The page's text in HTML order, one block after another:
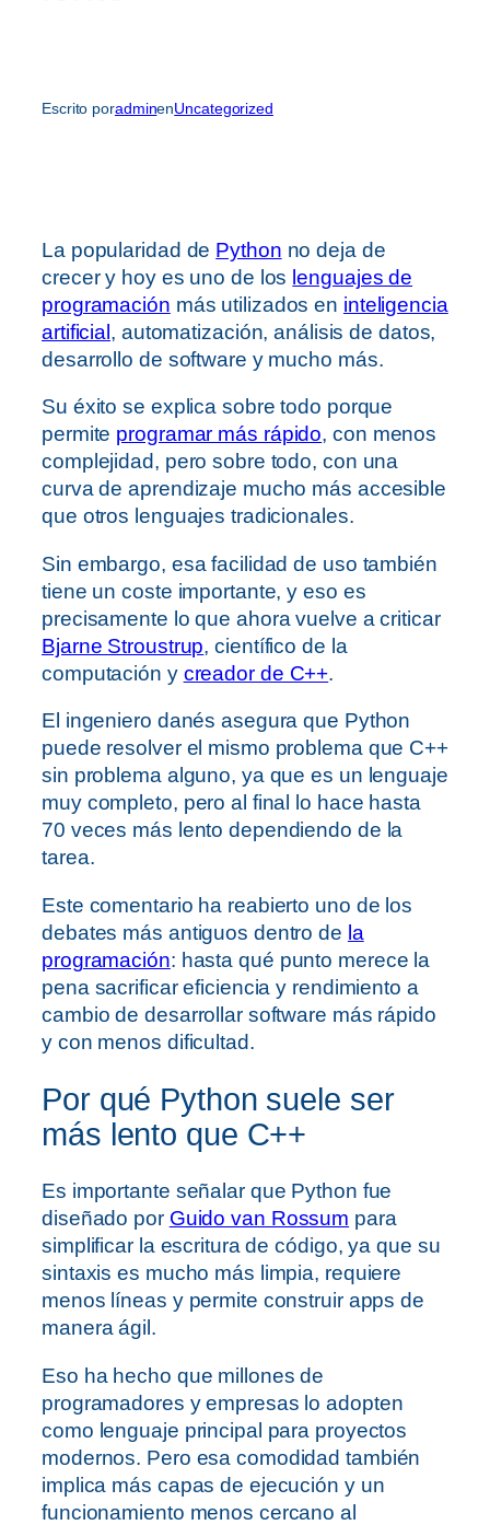
Escrito poradminenUncategorized
La popularidad de Python no deja de
crecer y hoy es uno de los lenguajes de
programación más utilizados en inteligencia
artificial , automatización, análisis de datos,
desarrollo de software y mucho más.
Su éxito se explica sobre todo porque
permite programar más rápido, con menos
complejidad, pero sobre todo, con una
curva de aprendizaje mucho más accesible
que otros lenguajes tradicionales.
Sin embargo, esa facilidad de uso también
tiene un coste importante, y eso es
precisamente lo que ahora vuelve a criticar
Bjarne Stroustrup, científico de la
computación y creador de C++.
El ingeniero danés asegura que Python
puede resolver el mismo problema que C++
sin problema alguno, ya que es un lenguaje
muy completo, pero al final lo hace hasta
70 veces más lento dependiendo de la
tarea.
Este comentario ha reabierto uno de los
debates más antiguos dentro de la
programación: hasta qué punto merece la
pena sacrificar eficiencia y rendimiento a
cambio de desarrollar software más rápido
y con menos dificultad.
Por qué Python suele ser
más lento que C++
Es importante señalar que Python fue
diseñado por Guido van Rossum para
simplificar la escritura de código, ya que su
sintaxis es mucho más limpia, requiere
menos líneas y permite construir apps de
manera ágil.
Eso ha hecho que millones de
programadores y empresas lo adopten
como lenguaje principal para proyectos
modernos. Pero esa comodidad también
implica más capas de ejecución y un
funcionamiento menos cercano al